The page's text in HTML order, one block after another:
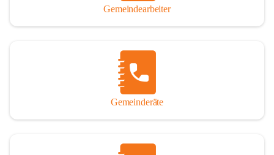
Gemeindearbeiter
Gemeinderäte